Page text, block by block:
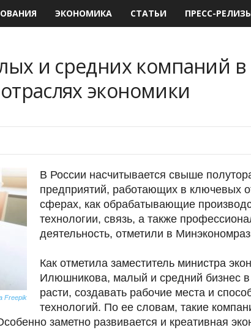
ЭКОНОМИКА СТАТЬИ ПРЕСС-
и средних компаний в
экономики
Freepik
В России насчитывается свыше
предприятий, работающих в ключевых
сферах, как обрабатывающие
технологии, связь, а также
деятельность, отметили в
Как отметила заместитель министра
Илюшникова, малый и средний бизнес
расти, создавать рабочие места и
технологий. По ее словам, такие
заметно развивается и креативная